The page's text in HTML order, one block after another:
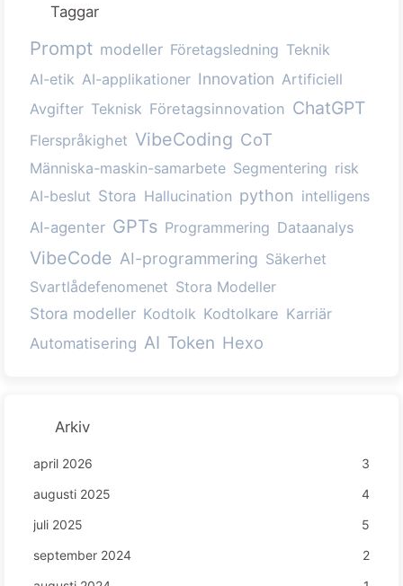
Taggar
Prompt modeller Företagsledning Teknik
AI-etik AI-applikationer Innovation Artificiell
Avgifter Teknisk Företagsinnovation ChatGPT
Flerspråkighet VibeCoding CoT
Människa-maskin-samarbete Segmentering risk
AI-beslut Stora Hallucination python intelligens
AI-agenter GPTs Programmering Dataanalys
VibeCode AI-programmering Säkerhet
Svartlådefenomenet Stora Modeller
Stora modeller Kodtolk Kodtolkare Karriär
Automatisering AI Token Hexo
Arkiv
april 2026
3
augusti 2025
4
juli 2025
5
september 2024
2